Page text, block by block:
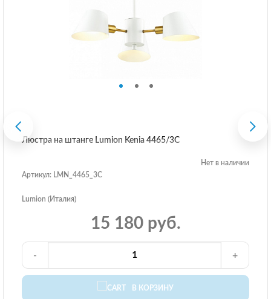
Люстра на штанге Lumion Kenia 4465/3C
Нет в наличии
Артикул: LMN_4465_3C
Lumion (Италия)
15 180 руб.
В КОРЗИНУ
- +